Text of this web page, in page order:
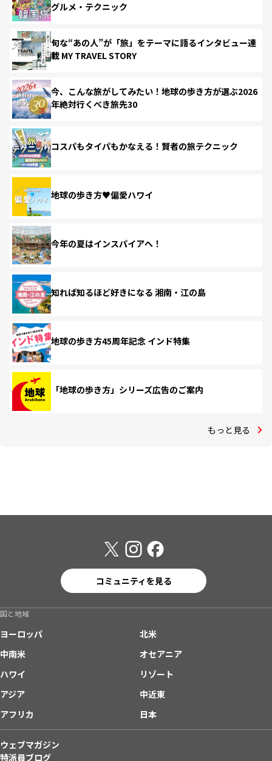
グルメ・テクニック
旬な“あの人”が「旅」をテーマに語るインタビュー連
載 MY TRAVEL STORY
今、こんな旅がしてみたい！地球の歩き方が選ぶ2026
年絶対行くべき旅先30
コスパもタイパもかなえる！賢者の旅テクニック
地球の歩き方♥偏愛ハワイ
今年の夏はインスパイアへ！
知れば知るほど好きになる 湘南・江の島
地球の歩き方45周年記念 インド特集
「地球の歩き方」シリーズ広告のご案内
もっと見る
コミュニティを見る
国と地域
ヨーロッパ
北米
中南米
オセアニア
ハワイ
リゾート
アジア
中近東
アフリカ
日本
ウェブマガジン
特派員ブログ